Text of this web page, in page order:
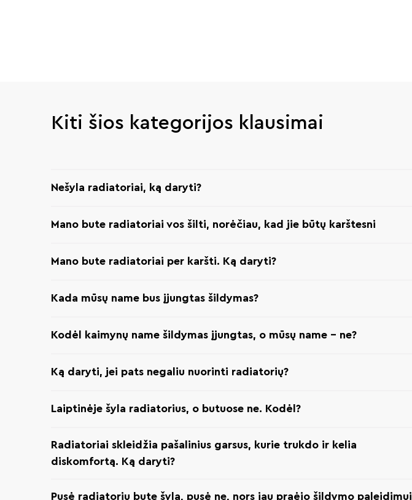
Kiti šios kategorijos klausimai
Nešyla radiatoriai, ką daryti?
Mano bute radiatoriai vos šilti, norėčiau, kad jie būtų karštesni
Mano bute radiatoriai per karšti. Ką daryti?
Kada mūsų name bus įjungtas šildymas?
Kodėl kaimynų name šildymas įjungtas, o mūsų name – ne?
Ką daryti, jei pats negaliu nuorinti radiatorių?
Laiptinėje šyla radiatorius, o butuose ne. Kodėl?
Radiatoriai skleidžia pašalinius garsus, kurie trukdo ir kelia
diskomfortą. Ką daryti?
Pusė radiatorių bute šyla, pusė ne, nors jau praėjo šildymo paleidimui